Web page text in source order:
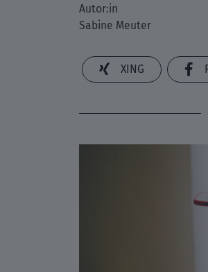
Autor:in
Sabine Meuter
XING